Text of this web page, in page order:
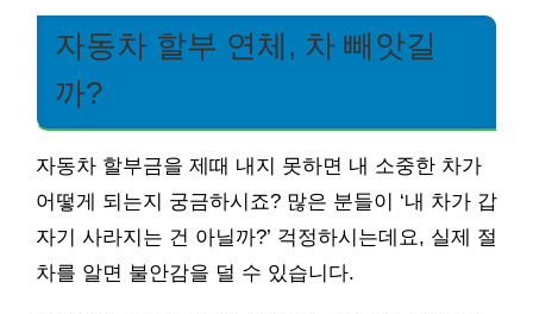
자동차 할부 연체, 차 빼앗길
까?
자동차 할부금을 제때 내지 못하면 내 소중한 차가
어떻게 되는지 궁금하시죠? 많은 분들이 ‘내 차가 갑
자기 사라지는 건 아닐까?’ 걱정하시는데요, 실제 절
차를 알면 불안감을 덜 수 있습니다.